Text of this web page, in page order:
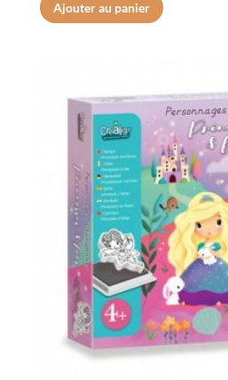
Ajouter au panier